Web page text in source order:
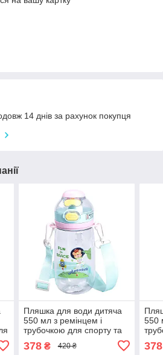
14 днів за рахунок покупця
Пляшка для води дитяча
550 мл з ремінцем і
трубочкою для спорту та
школи 20 см Зелена HP-
14-45GR
378₴ 420 ₴
550
378